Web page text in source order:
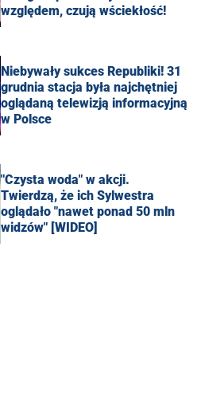
względem, czują wściekłość!
Niebywały sukces Republiki! 31
grudnia stacja była najchętniej
oglądaną telewizją informacyjną
w Polsce
"Czysta woda" w akcji.
Twierdzą, że ich Sylwestra
oglądało "nawet ponad 50 mln
widzów" [WIDEO]